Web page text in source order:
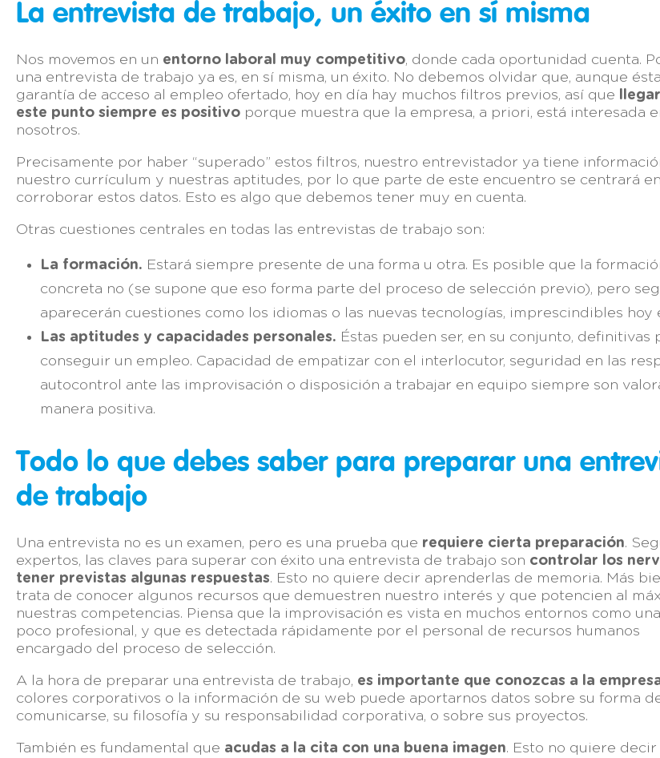
La entrevista de trabajo, un éxito en sí misma
Nos movemos en un entorno laboral muy competitivo, donde cada oportunidad cuenta.
una entrevista de trabajo ya es, en sí misma, un éxito. No debemos olvidar que, aunque
garantía de acceso al empleo ofertado, hoy en día hay muchos filtros previos, así que
este punto siempre es positivo porque muestra que la empresa, a priori, está interesada
nosotros.
Precisamente por haber “superado” estos filtros, nuestro entrevistador ya tiene
nuestro currículum y nuestras aptitudes, por lo que parte de este encuentro se centrará en
corroborar estos datos. Esto es algo que debemos tener muy en cuenta.
Otras cuestiones centrales en todas las entrevistas de trabajo son:
La formación. Estará siempre presente de una forma u otra. Es posible que la
concreta no (se supone que eso forma parte del proceso de selección previo), pero
aparecerán cuestiones como los idiomas o las nuevas tecnologías, imprescindibles hoy
Las aptitudes y capacidades personales. Éstas pueden ser, en su conjunto, definitivas
conseguir un empleo. Capacidad de empatizar con el interlocutor, seguridad en las
autocontrol ante las improvisación o disposición a trabajar en equipo siempre son
manera positiva.
Todo lo que debes saber para preparar una
de trabajo
Una entrevista no es un examen, pero es una prueba que requiere cierta preparación.
expertos, las claves para superar con éxito una entrevista de trabajo son controlar los
tener previstas algunas respuestas. Esto no quiere decir aprenderlas de memoria. Más
trata de conocer algunos recursos que demuestren nuestro interés y que potencien al
nuestras competencias. Piensa que la improvisación es vista en muchos entornos como
poco profesional, y que es detectada rápidamente por el personal de recursos humanos
encargado del proceso de selección.
A la hora de preparar una entrevista de trabajo, es importante que conozcas a la
colores corporativos o la información de su web puede aportarnos datos sobre su forma
comunicarse, su filosofía y su responsabilidad corporativa, o sobre sus proyectos.
También es fundamental que acudas a la cita con una buena imagen. Esto no quiere decir